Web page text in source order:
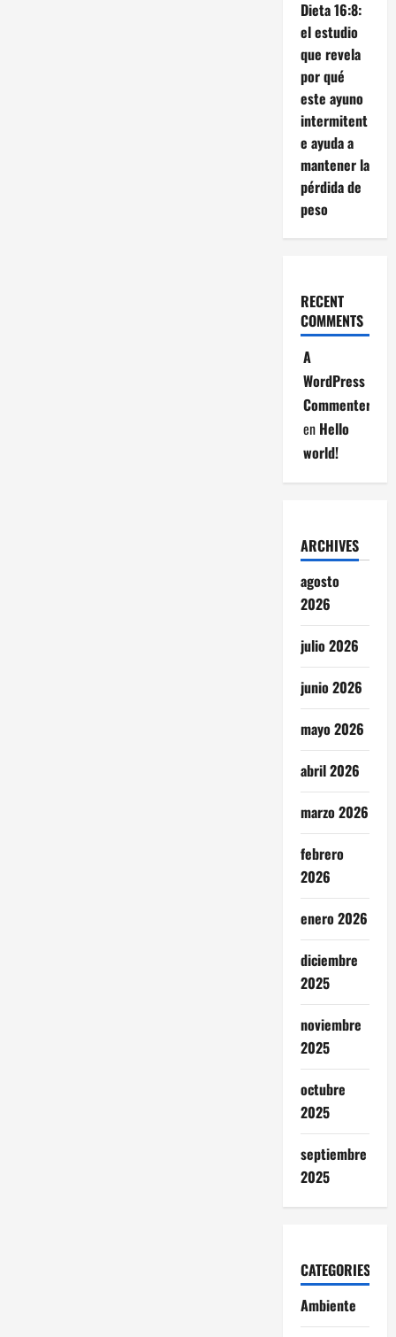
Dieta 16:8:
el estudio
que revela
por qué
este ayuno
intermitent
e ayuda a
mantener la
pérdida de
peso
RECENT
COMMENTS
A
WordPress
Commenter
en Hello
world!
ARCHIVES
agosto
2026
julio 2026
junio 2026
mayo 2026
abril 2026
marzo 2026
febrero
2026
enero 2026
diciembre
2025
noviembre
2025
octubre
2025
septiembre
2025
CATEGORIES
Ambiente